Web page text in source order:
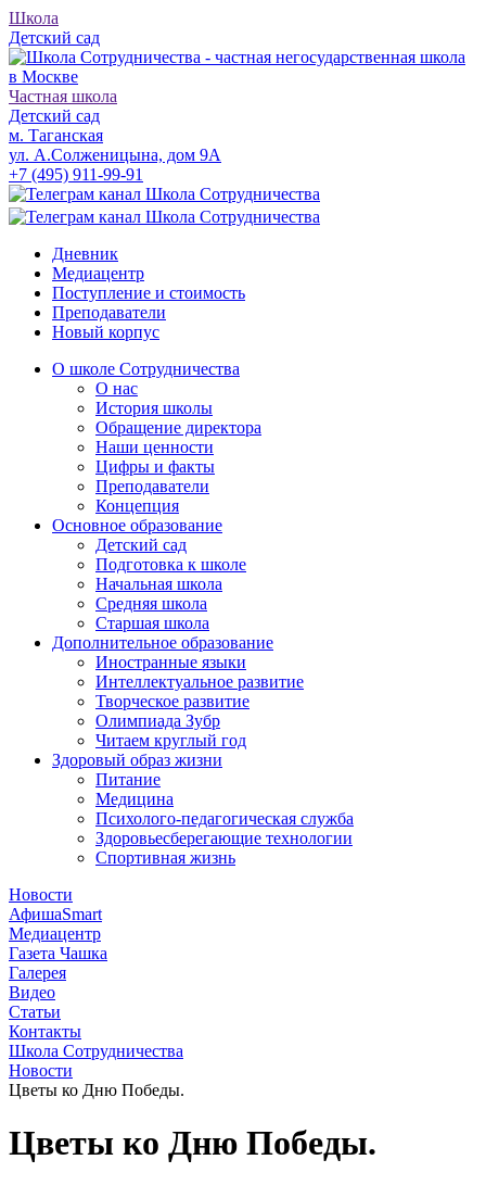
Школа
Детский сад
Частная школа
Детский сад
м. Таганская
ул. А.Солженицына, дом 9А
+7 (495) 911-99-91
Дневник
Медиацентр
Поступление и стоимость
Преподаватели
Новый корпус
О школе Сотрудничества
О нас
История школы
Обращение директора
Наши ценности
Цифры и факты
Преподаватели
Концепция
Основное образование
Детский сад
Подготовка к школе
Начальная школа
Средняя школа
Старшая школа
Дополнительное образование
Иностранные языки
Интеллектуальное развитие
Творческое развитие
Олимпиада Зубр
Читаем круглый год
Здоровый образ жизни
Питание
Медицина
Психолого-педагогическая служба
Здоровьесберегающие технологии
Спортивная жизнь
Новости
АфишаSmart
Медиацентр
Газета Чашка
Галерея
Видео
Статьи
Контакты
Школа Сотрудничества
Новости
Цветы ко Дню Победы.
Цветы ко Дню Победы.